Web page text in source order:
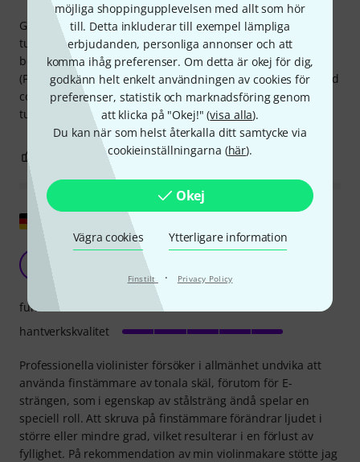
möjliga shoppingupplevelsen med allt som hör
till. Detta inkluderar till exempel lämpliga
erbjudanden, personliga annonser och att
komma ihåg preferenser. Om detta är okej för dig,
godkänn helt enkelt användningen av cookies för
preferenser, statistik och marknadsföring genom
att klicka på "Okej!" (visa alla).
Du kan när som helst återkalla ditt samtycke via
cookieinställningarna (här).
Okej
Vägra cookies Ytterligare information
Finstilt · Privacy Policy
Good quality tailpiece. Better than using separate fine
tuners. Easy to put on. With this tailpiece, the string length
between the bridge and tailpiece won't be shortened .
(Putting on separate fine tuners will shorten thet lenght and
could really compromise the sound) so if you need fine
tuners, this is the solution.
ANMÄL RECENSION
Stränghållare med finstämare
Andreas K. 15.09.2012
Professionella violinister försöker i allmänhet undvika att
använda finstämmare av tonala skäl, förutom för E-
strängen, som i egenskap av stålsträng ändå spelar en
speciell roll. Att skruva på finstämmare förändrar ljudet i
större eller mindre grad, vilket resulterar i en förlust av
fyllighet. På rekommendation av min violinmakare stötte jag
funktion
hantverkskvalitet